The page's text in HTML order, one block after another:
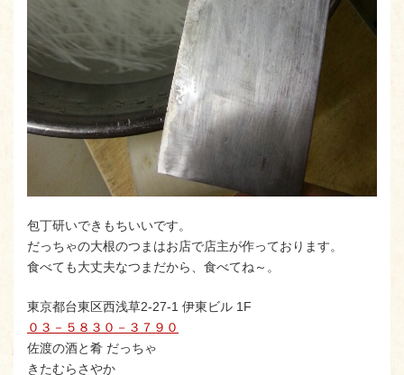
包丁研いできもちいいです。
だっちゃの大根のつまはお店で店主が作っております。
食べても大丈夫なつまだから、食べてね～。
東京都台東区西浅草2-27-1 伊東ビル 1F
０３－５８３０－３７９０
佐渡の酒と肴 だっちゃ
きたむらさやか